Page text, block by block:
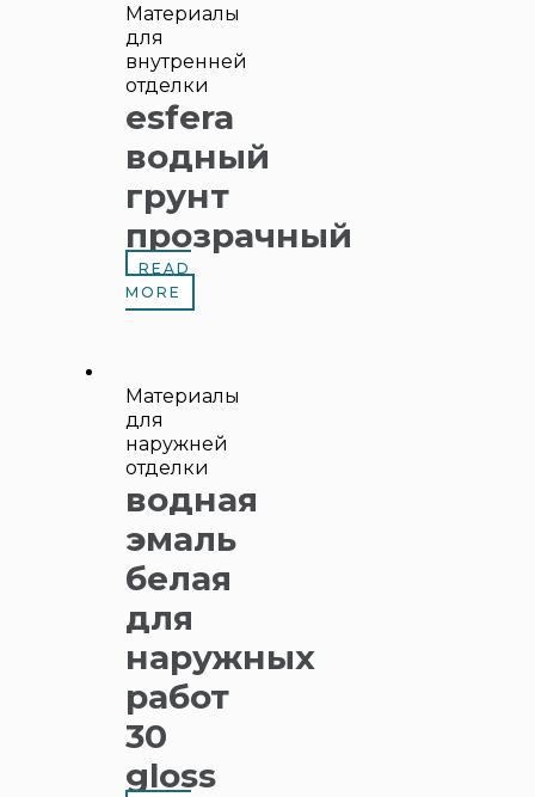
Материалы
для
внутренней
отделки
esfera
водный
грунт
прозрачный
READ
MORE
Материалы
для
наружней
отделки
водная
эмаль
белая
для
наружных
работ
30
gloss